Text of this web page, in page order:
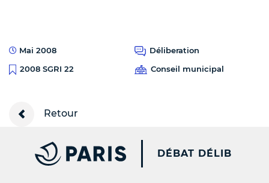
Mai 2008
Déliberation
2008 SGRI 22
Conseil municipal
Retour
PARIS.FR [NEW
DÉBAT DÉLIB